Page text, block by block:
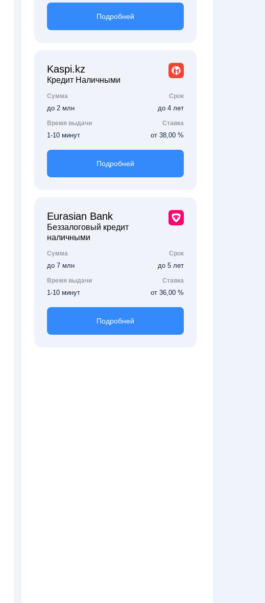
Подробней
Kaspi.kz
Кредит Наличными
Сумма Срок
до 2 млн до 4 лет
Время выдачи Ставка
1-10 минут от 38,00 %
Подробней
Eurasian Bank
Беззалоговый кредит
наличными
Сумма Срок
до 7 млн до 5 лет
Время выдачи Ставка
1-10 минут от 36,00 %
Подробней